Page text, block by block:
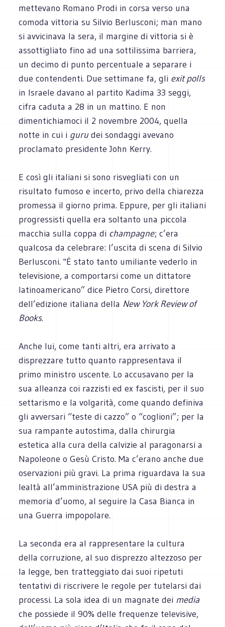
mettevano Romano Prodi in corsa verso una
comoda vittoria su Silvio Berlusconi; man mano
si avvicinava la sera, il margine di vittoria si è
assottigliato fino ad una sottilissima barriera,
un decimo di punto percentuale a separare i
due contendenti. Due settimane fa, gli exit polls
in Israele davano al partito Kadima 33 seggi,
cifra caduta a 28 in un mattino. E non
dimentichiamoci il 2 novembre 2004, quella
notte in cui i gurudei sondaggi avevano
proclamato presidente John Kerry.
E così gli italiani si sono risvegliati con un
risultato fumoso e incerto, privo della chiarezza
promessa il giorno prima. Eppure, per gli italiani
progressisti quella era soltanto una piccola
macchia sulla coppa di champagne; c’era
qualcosa da celebrare: l’uscita di scena di Silvio
Berlusconi. "É stato tanto umiliante vederlo in
televisione, a comportarsi come un dittatore
latinoamericano” dice Pietro Corsi, direttore
dell’edizione italiana della New York Review of
Books.
Anche lui, come tanti altri, era arrivato a
disprezzare tutto quanto rappresentava il
primo ministro uscente. Lo accusavano per la
sua alleanza coi razzisti ed ex fascisti, per il suo
settarismo e la volgarità, come quando definiva
gli avversari “teste di cazzo” o “coglioni”; per la
sua rampante autostima, dalla chirurgia
estetica alla cura della calvizie al paragonarsi a
Napoleone o Gesù Cristo. Ma c’erano anche due
oservazioni più gravi. La prima riguardava la sua
lealtà all’amministrazione USA più di destra a
memoria d’uomo, al seguire la Casa Bianca in
una Guerra impopolare.
La seconda era al rappresentare la cultura
della corruzione, al suo disprezzo altezzoso per
la legge, ben tratteggiato dai suoi ripetuti
tentativi di riscrivere le regole per tutelarsi dai
processi. La sola idea di un magnate dei media
che possiede il 90% delle frequenze televisive,